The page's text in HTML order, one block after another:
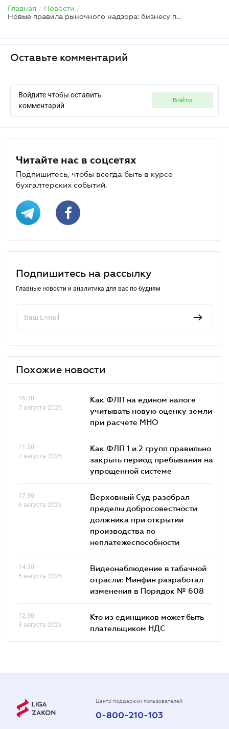
Главная / Новости /
Новые правила рыночного надзора: бизнесу придется пересмотреть процессы
Оставьте комментарий
Войдите чтобы оставить
комментарий
войти
Читайте нас в соцсетях
Подпишитесь, чтобы всегда быть в курсе
бухгалтерских событий.
Подпишитесь на рассылку
Главные новости и аналитика для вас по будням
Похожие новости
16.30
7 августа 2026
Как ФЛП на едином налоге
учитывать новую оценку земли
при расчете МНО
11.30
7 августа 2026
Как ФЛП 1 и 2 групп правильно
закрыть период пребывания на
упрощенной системе
17.30
6 августа 2026
Верховный Суд разобрал
пределы добросовестности
должника при открытии
производства по
неплатежеспособности
14.30
5 августа 2026
Видеонаблюдение в табачной
отрасли: Минфин разработал
изменения в Порядок № 608
12.30
3 августа 2026
Кто из единщиков может быть
плательщиком НДС
Центр поддержки пользователей
0-800-210-103